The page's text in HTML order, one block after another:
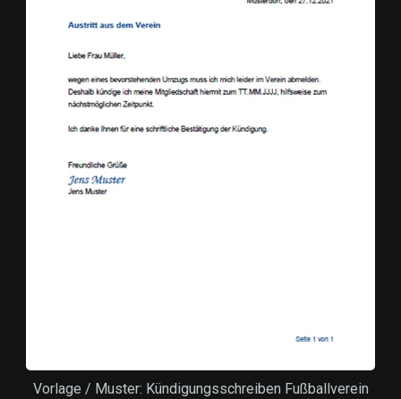
Vorlage / Muster: Kündigungsschreiben Fußballverein